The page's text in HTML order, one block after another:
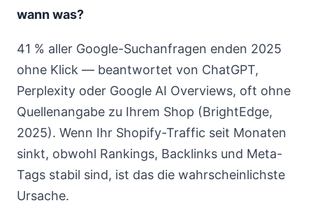
wann was?
41 % aller Google-Suchanfragen enden 2025
ohne Klick — beantwortet von ChatGPT,
Perplexity oder Google AI Overviews, oft ohne
Quellenangabe zu Ihrem Shop (BrightEdge,
2025). Wenn Ihr Shopify-Traffic seit Monaten
sinkt, obwohl Rankings, Backlinks und Meta-
Tags stabil sind, ist das die wahrscheinlichste
Ursache.